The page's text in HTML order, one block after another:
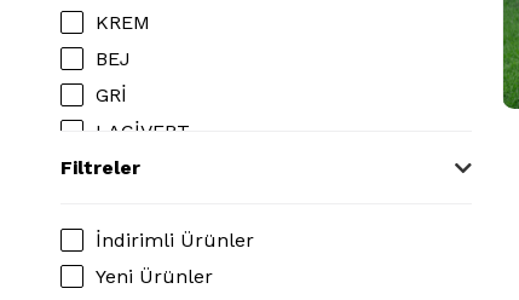
KREM
BEJ
GRİ
LACİVERT
ANTRASİT
TABA
EKRU
Filtreler
İndirimli Ürünler
Yeni Ürünler